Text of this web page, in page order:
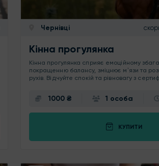
Чернівці
Кінна прогулянка
Кінна прогулянка сприяє емоційному
покращенню балансу, зміцнює мʼязи та
рухів. Відчуйте спокій та рівновагу з
1000 ₴ 1 особа
КУПИТИ